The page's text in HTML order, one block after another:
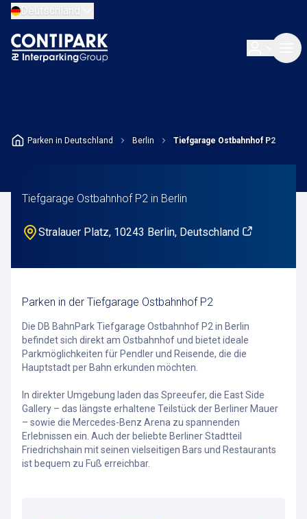
Deutschland
Parken in Deutschland Berlin Tiefgarage Ostbahnhof P2
Tiefgarage Ostbahnhof P2 in Berlin
Stralauer Platz, 10243 Berlin, Deutschland
Parken in der Tiefgarage Ostbahnhof P2
Die DB BahnPark Tiefgarage Ostbahnhof P2 in Berlin
befindet sich direkt am Ostbahnhof und bietet ideale
Parkmöglichkeiten für Pendler und Reisende, die die
Hauptstadt per Bahn erkunden möchten.
In direkter Umgebung laden das Spreeufer, die East Side
Gallery – das längste erhaltene Teilstück der Berliner Mauer
– sowie die Mercedes-Benz Arena zu spannenden
Erlebnissen ein. Auch der beliebte Berliner Stadtteil
Friedrichshain mit seinen vielseitigen Bars und Restaurants
ist bequem zu Fuß erreichbar.